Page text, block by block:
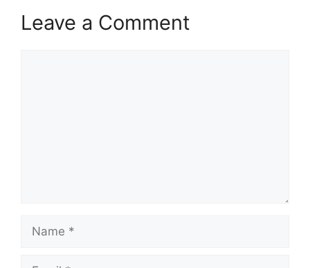
Leave a Comment
Name
Email